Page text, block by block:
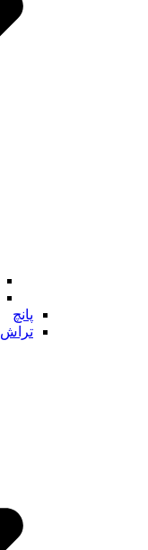
پانچ
تراش